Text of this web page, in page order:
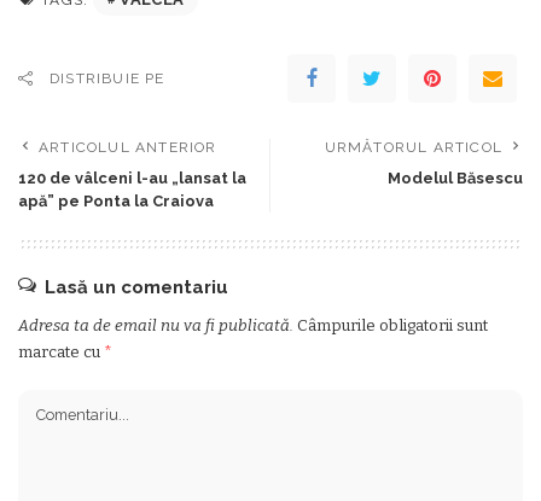
DISTRIBUIE PE
ARTICOLUL ANTERIOR
120 de vâlceni l-au „lansat la
apă” pe Ponta la Craiova
URMĂTORUL ARTICOL
Modelul Băsescu
Lasă un comentariu
Adresa ta de email nu va fi publicată. Câmpurile obligatorii sunt
marcate cu *